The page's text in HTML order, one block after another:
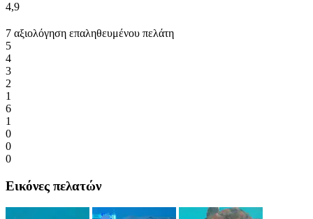
4,9
7 αξιολόγηση επαληθευμένου πελάτη
5
4
3
2
1
6
1
0
0
0
Εικόνες πελατών